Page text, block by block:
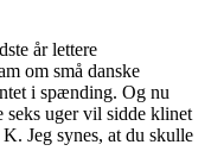
år lettere
om små danske
i spænding. Og nu
seks uger vil sidde klinet
Jeg synes, at du skulle